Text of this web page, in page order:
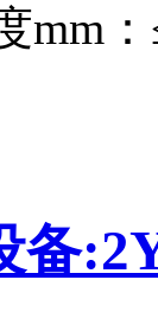
mm
备